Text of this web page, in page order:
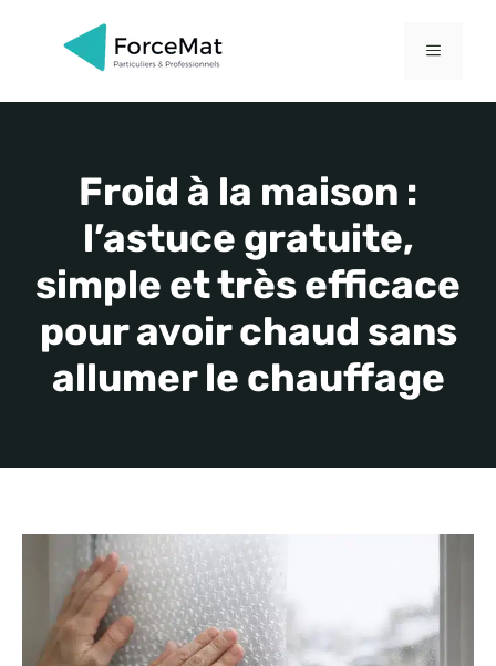
MENU
Froid à la maison :
l’astuce gratuite,
simple et très efficace
pour avoir chaud sans
allumer le chauffage